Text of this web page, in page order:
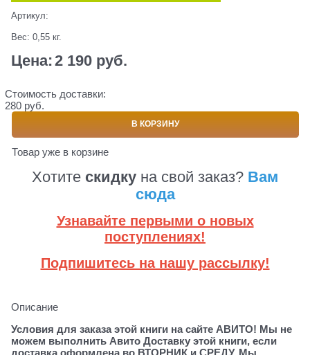
Артикул:
Вес: 0,55 кг.
Цена:2 190 руб.
Стоимость доставки:
280 руб.
В КОРЗИНУ
Товар уже в корзине
Хотите скидку на свой заказ? Вам
сюда
Узнавайте первыми о новых
поступлениях!
Подпишитесь на нашу рассылку!
Описание
Условия для заказа этой книги на сайте АВИТО! Мы не
можем выполнить Авито Доставку этой книги, если
доставка оформлена во ВТОРНИК и СРЕДУ. Мы